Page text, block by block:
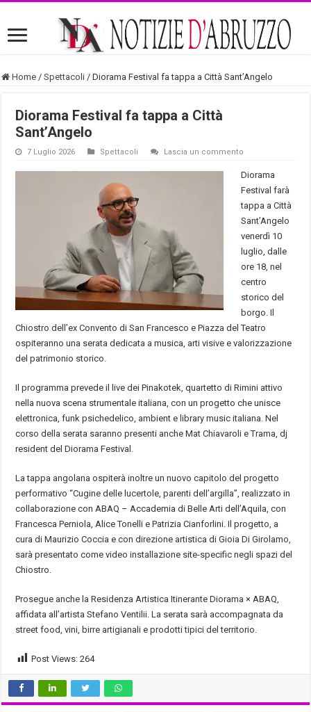
Home / Spettacoli / Diorama Festival fa tappa a Città Sant’Angelo
Diorama Festival fa tappa a Città
Sant’Angelo
7 Luglio 2026 Spettacoli Lascia un commento
Diorama
Festival farà
tappa a Città
Sant’Angelo
venerdì 10
luglio, dalle
ore 18, nel
centro
storico del
borgo. Il
Chiostro dell’ex Convento di San Francesco e Piazza del Teatro
ospiteranno una serata dedicata a musica, arti visive e valorizzazione
del patrimonio storico.
Il programma prevede il live dei Pinakotek, quartetto di Rimini attivo
nella nuova scena strumentale italiana, con un progetto che unisce
elettronica, funk psichedelico, ambient e library music italiana. Nel
corso della serata saranno presenti anche Mat Chiavaroli e Trama, dj
resident del Diorama Festival.
La tappa angolana ospiterà inoltre un nuovo capitolo del progetto
performativo “Cugine delle lucertole, parenti dell’argilla”, realizzato in
collaborazione con ABAQ – Accademia di Belle Arti dell’Aquila, con
Francesca Perniola, Alice Tonelli e Patrizia Cianforlini. Il progetto, a
cura di Maurizio Coccia e con direzione artistica di Gioia Di Girolamo,
sarà presentato come video installazione site-specific negli spazi del
Chiostro.
Prosegue anche la Residenza Artistica Itinerante Diorama × ABAQ,
affidata all’artista Stefano Ventilii. La serata sarà accompagnata da
street food, vini, birre artigianali e prodotti tipici del territorio.
Post Views: 264